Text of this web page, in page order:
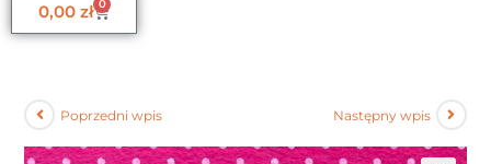
0,00 zł 0
Poprzedni wpis Następny wpis